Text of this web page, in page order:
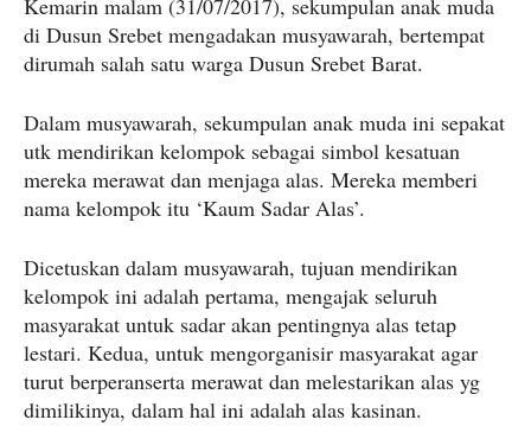
Kemarin malam (31/07/2017), sekumpulan anak muda
di Dusun Srebet mengadakan musyawarah, bertempat
dirumah salah satu warga Dusun Srebet Barat.
Dalam musyawarah, sekumpulan anak muda ini sepakat
utk mendirikan kelompok sebagai simbol kesatuan
mereka merawat dan menjaga alas. Mereka memberi
nama kelompok itu ‘Kaum Sadar Alas’.
Dicetuskan dalam musyawarah, tujuan mendirikan
kelompok ini adalah pertama, mengajak seluruh
masyarakat untuk sadar akan pentingnya alas tetap
lestari. Kedua, untuk mengorganisir masyarakat agar
turut berperanserta merawat dan melestarikan alas yg
dimilikinya, dalam hal ini adalah alas kasinan.